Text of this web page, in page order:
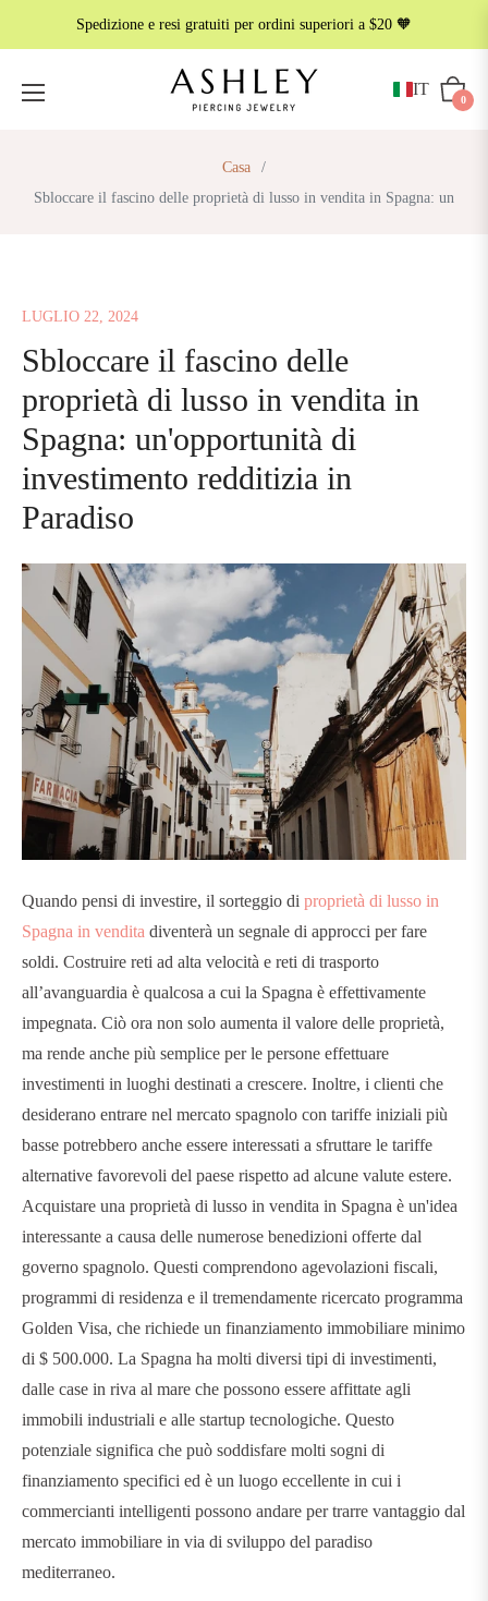
Spedizione e resi gratuiti per ordini superiori a $20 🧡
IT
0
Casa
/
Sbloccare il fascino delle proprietà di lusso in vendita in Spagna: un
LUGLIO 22, 2024
Sbloccare il fascino delle
proprietà di lusso in vendita in
Spagna: un'opportunità di
investimento redditizia in
Paradiso
Quando pensi di investire, il sorteggio di proprietà di lusso in
Spagna in vendita diventerà un segnale di approcci per fare
soldi. Costruire reti ad alta velocità e reti di trasporto
all’avanguardia è qualcosa a cui la Spagna è effettivamente
impegnata. Ciò ora non solo aumenta il valore delle proprietà,
ma rende anche più semplice per le persone effettuare
investimenti in luoghi destinati a crescere. Inoltre, i clienti che
desiderano entrare nel mercato spagnolo con tariffe iniziali più
basse potrebbero anche essere interessati a sfruttare le tariffe
alternative favorevoli del paese rispetto ad alcune valute estere.
Acquistare una proprietà di lusso in vendita in Spagna è un'idea
interessante a causa delle numerose benedizioni offerte dal
governo spagnolo. Questi comprendono agevolazioni fiscali,
programmi di residenza e il tremendamente ricercato programma
Golden Visa, che richiede un finanziamento immobiliare minimo
di $ 500.000. La Spagna ha molti diversi tipi di investimenti,
dalle case in riva al mare che possono essere affittate agli
immobili industriali e alle startup tecnologiche. Questo
potenziale significa che può soddisfare molti sogni di
finanziamento specifici ed è un luogo eccellente in cui i
commercianti intelligenti possono andare per trarre vantaggio dal
mercato immobiliare in via di sviluppo del paradiso
mediterraneo.